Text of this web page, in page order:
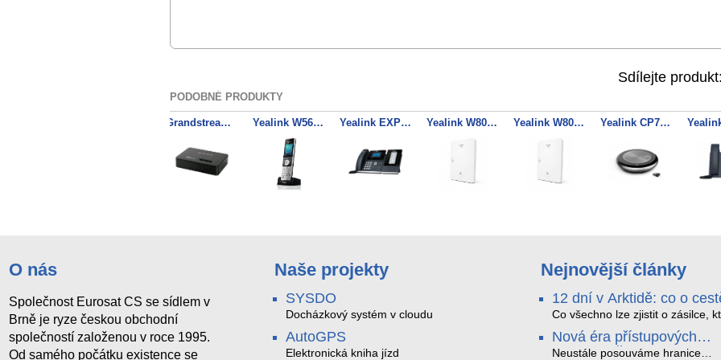
Sdílejte produkt:
PODOBNÉ PRODUKTY
Grandstream DP750 SIP DECT základnová stanice Yealink W56H SIP DECT ručka Yealink EXP40 rozšiřující modul Yealink W80DM SIP DECT manager, multi-buňkový systém Yealink W80B SIP DECT multi-buňkový systém Yealink CP700 + BT50 Konferenční reproduktor, Bluetooth, USB, včetně BT dongle
O nás
Společnost Eurosat CS se sídlem v
Brně je ryze českou obchodní
společností založenou v roce 1995.
Od samého počátku existence se
Naše projekty
SYSDO
Docházkový systém v cloudu
AutoGPS
Elektronická kniha jízd
Nejnovější články
12 dní v Arktidě: co o
na Nordkapp řekla data ze
SMARTBOX 2 MAX
Co všechno lze zjistit o zásilce,
SMARTBOX 2 MAX jsme vzali na
trasu z Tromsø přes Lofoty,
Nová éra přístupových
systémů: Čtečky HID Signo
Neustále posouváme hranice